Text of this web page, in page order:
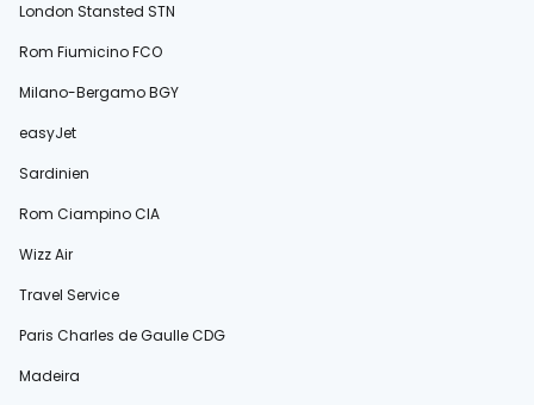
London Stansted STN
Rom Fiumicino FCO
Milano-Bergamo BGY
easyJet
Sardinien
Rom Ciampino CIA
Wizz Air
Travel Service
Paris Charles de Gaulle CDG
Madeira